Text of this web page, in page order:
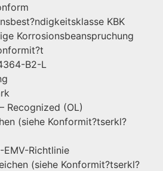
KBK
Korrosionsbeanspruchung
B2-L
Recognized (OL)
(siehe Konformit?tserkl?
EMV-Richtlinie
(siehe Konformit?tserkl?